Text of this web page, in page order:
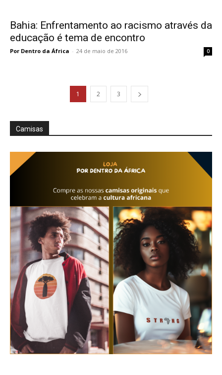
Bahia: Enfrentamento ao racismo através da
educação é tema de encontro
Por Dentro da África - 24 de maio de 2016 0
1 2 3
Camisas